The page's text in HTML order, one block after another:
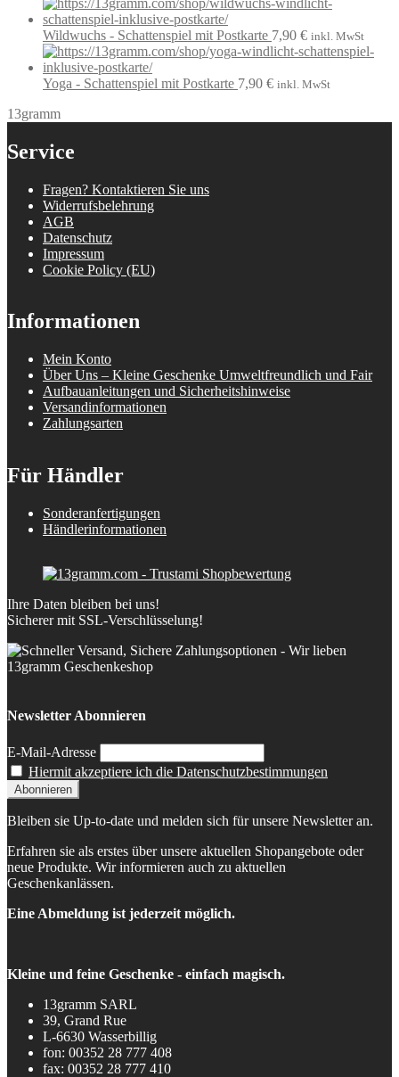
Wildwuchs - Schattenspiel mit Postkarte 7,90 € inkl. MwSt
Yoga - Schattenspiel mit Postkarte 7,90 € inkl. MwSt
13gramm
Service
Fragen? Kontaktieren Sie uns
Widerrufsbelehrung
AGB
Datenschutz
Impressum
Cookie Policy (EU)
Informationen
Mein Konto
Über Uns – Kleine Geschenke Umweltfreundlich und Fair
Aufbauanleitungen und Sicherheitshinweise
Versandinformationen
Zahlungsarten
Für Händler
Sonderanfertigungen
Händlerinformationen
Ihre Daten bleiben bei uns!
Sicherer mit SSL-Verschlüsselung!
Newsletter Abonnieren
E-Mail-Adresse
Hiermit akzeptiere ich die Datenschutzbestimmungen
Bleiben sie Up-to-date und melden sich für unsere Newsletter an.
Erfahren sie als erstes über unsere aktuellen Shopangebote oder
neue Produkte. Wir informieren auch zu aktuellen
Geschenkanlässen.
Eine Abmeldung ist jederzeit möglich.
Kleine und feine Geschenke - einfach magisch.
13gramm SARL
39, Grand Rue
L-6630 Wasserbillig
fon: 00352 28 777 408
fax: 00352 28 777 410